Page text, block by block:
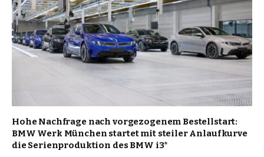
Hohe Nachfrage nach vorgezogenem Bestellstart:
BMW Werk München startet mit steiler Anlaufkurve
die Serienproduktion des BMW i3*